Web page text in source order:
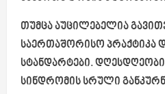
თუმცა აუცილებელია
საერთაშორისო პრაქტიკა
სტანდარტები.
სინდრომის სრული